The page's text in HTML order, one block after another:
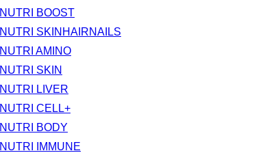
NUTRI BOOST
NUTRI SKINHAIRNAILS
NUTRI AMINO
NUTRI SKIN
NUTRI LIVER
NUTRI CELL+
NUTRI BODY
NUTRI IMMUNE